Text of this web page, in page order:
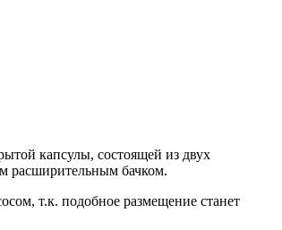
капсулы, состоящей из двух
расширительным бачком.
т.к. подобное размещение станет